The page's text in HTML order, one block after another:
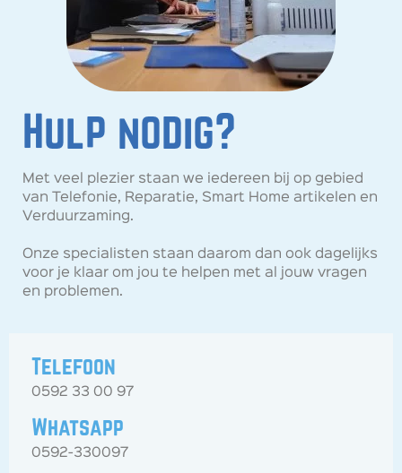
Hulp nodig?
Met veel plezier staan we iedereen bij op gebied
van Telefonie, Reparatie, Smart Home artikelen en
Verduurzaming.
Onze specialisten staan daarom dan ook dagelijks
voor je klaar om jou te helpen met al jouw vragen
en problemen.
Telefoon
0592 33 00 97
Whatsapp
0592-330097